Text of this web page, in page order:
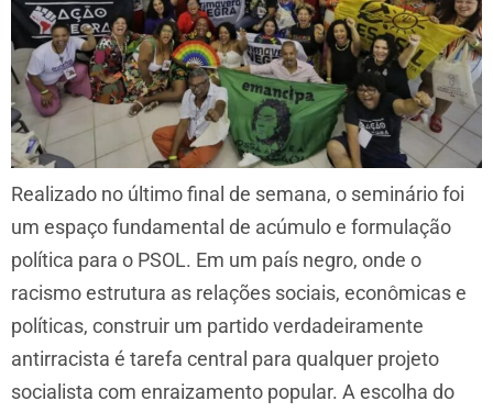
Realizado no último final de semana, o seminário foi
um espaço fundamental de acúmulo e formulação
política para o PSOL. Em um país negro, onde o
racismo estrutura as relações sociais, econômicas e
políticas, construir um partido verdadeiramente
antirracista é tarefa central para qualquer projeto
socialista com enraizamento popular. A escolha do